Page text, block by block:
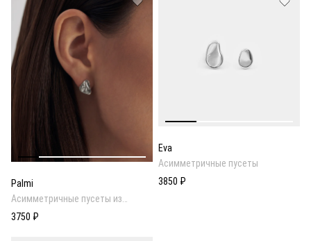
Palmi
Асимметричные пусеты из
мятого металла
3750 ₽
Eva
Асимметричные пусеты
3850 ₽